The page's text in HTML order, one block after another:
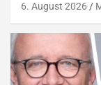
6. August 2026